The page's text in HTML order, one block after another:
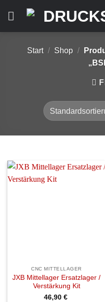
Inhalt
springen
Start / Shop /
CNC MITTELLAGER
JXB Mittellager Ersatzlager /
Verstärkung Kit
46,90 €